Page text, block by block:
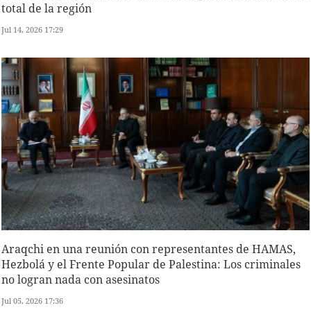
total de la región
Jul 14, 2026 17:29
Araqchi en una reunión con representantes de HAMAS,
Hezbolá y el Frente Popular de Palestina: Los criminales
no logran nada con asesinatos
Jul 05, 2026 17:36